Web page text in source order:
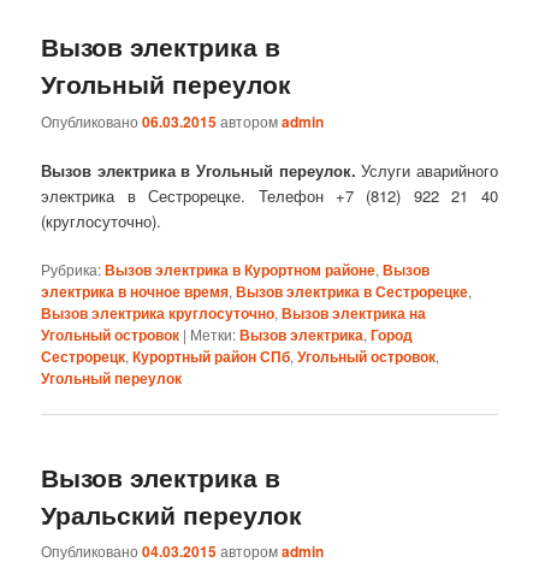
Вызов электрика в
Угольный переулок
Опубликовано06.03.2015авторомadmin
Вызов электрика в Угольный переулок. Услуги аварийного
электрика в Сестрорецке. Телефон +7 (812) 922 21 40
(круглосуточно).
Рубрика:Вызов электрика в Курортном районе,Вызов
электрика в ночное время,Вызов электрика в Сестрорецке,
Вызов электрика круглосуточно,Вызов электрика на
Угольный островок | Метки:Вызов электрика,Город
Сестрорецк,Курортный район СПб,Угольный островок,
Угольный переулок
Вызов электрика в
Уральский переулок
Опубликовано04.03.2015авторомadmin